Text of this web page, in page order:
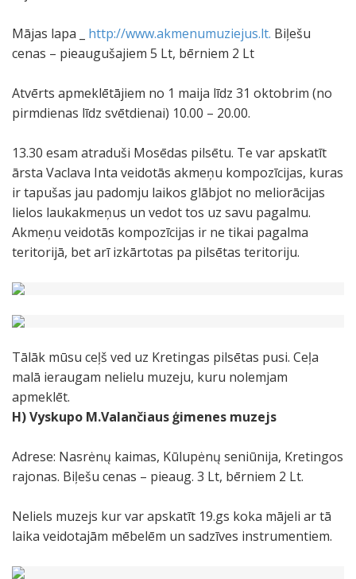
Mājas lapa _ http://www.akmenumuziejus.lt. Biļešu
cenas – pieaugušajiem 5 Lt, bērniem 2 Lt
Atvērts apmeklētājiem no 1 maija līdz 31 oktobrim (no
pirmdienas līdz svētdienai) 10.00 – 20.00.
13.30 esam atraduši Mosēdas pilsētu. Te var apskatīt
ārsta Vaclava Inta veidotās akmeņu kompozīcijas, kuras
ir tapušas jau padomju laikos glābjot no meliorācijas
lielos laukakmeņus un vedot tos uz savu pagalmu.
Akmeņu veidotās kompozīcijas ir ne tikai pagalma
teritorijā, bet arī izkārtotas pa pilsētas teritoriju.
Tālāk mūsu ceļš ved uz Kretingas pilsētas pusi. Ceļa
malā ieraugam nelielu muzeju, kuru nolemjam
apmeklēt.
H) Vyskupo M.Valančiaus ģimenes muzejs
Adrese: Nasrėnų kaimas, Kūlupėnų seniūnija, Kretingos
rajonas. Biļešu cenas – pieaug. 3 Lt, bērniem 2 Lt.
Neliels muzejs kur var apskatīt 19.gs koka mājeli ar tā
laika veidotajām mēbelēm un sadzīves instrumentiem.